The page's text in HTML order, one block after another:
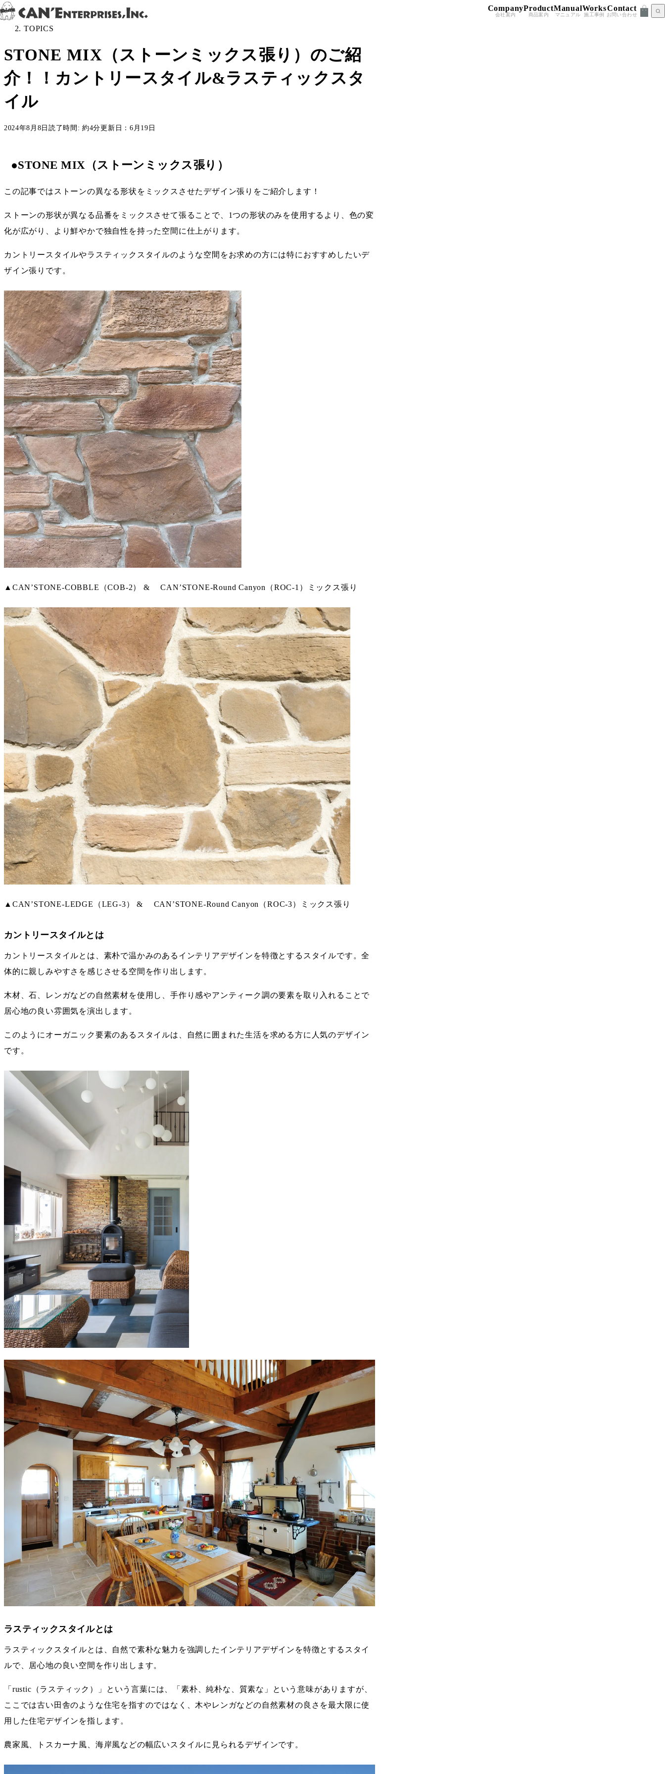
Skip to content
Company
会社案内
Product
商品案内
Manual
マニュアル
Works
施工事例
Contact
お問い合わせ
All Posts ＞
TOPICS
STONE MIX（ストーンミックス張り）のご紹
介！！カントリースタイル&ラスティックスタ
イル
2024年8月8日読了時間: 約4分更新日：6月19日
●STONE MIX（ストーンミックス張り）
この記事ではストーンの異なる形状をミックスさせたデザイン張りをご紹介します！
ストーンの形状が異なる品番をミックスさせて張ることで、1つの形状のみを使用するより、色の変
化が広がり、より鮮やかで独自性を持った空間に仕上がります。
カントリースタイルやラスティックスタイルのような空間をお求めの方には特におすすめしたいデ
ザイン張りです。
▲CAN’STONE-COBBLE（COB-2） & CAN’STONE-Round Canyon（ROC-1）ミックス張り
▲CAN’STONE-LEDGE（LEG-3） & CAN’STONE-Round Canyon（ROC-3）ミックス張り
カントリースタイルとは
カントリースタイルとは、素朴で温かみのあるインテリアデザインを特徴とするスタイルです。全
体的に親しみやすさを感じさせる空間を作り出します。
木材、石、レンガなどの自然素材を使用し、手作り感やアンティーク調の要素を取り入れることで
居心地の良い雰囲気を演出します。
このようにオーガニック要素のあるスタイルは、自然に囲まれた生活を求める方に人気のデザイン
です。
ラスティックスタイルとは
ラスティックスタイルとは、自然で素朴な魅力を強調したインテリアデザインを特徴とするスタイ
ルで、居心地の良い空間を作り出します。
「rustic（ラスティック）」という言葉には、「素朴、純朴な、質素な」という意味がありますが、
ここでは古い田舎のような住宅を指すのではなく、木やレンガなどの自然素材の良さを最大限に使
用した住宅デザインを指します。
農家風、トスカーナ風、海岸風などの幅広いスタイルに見られるデザインです。